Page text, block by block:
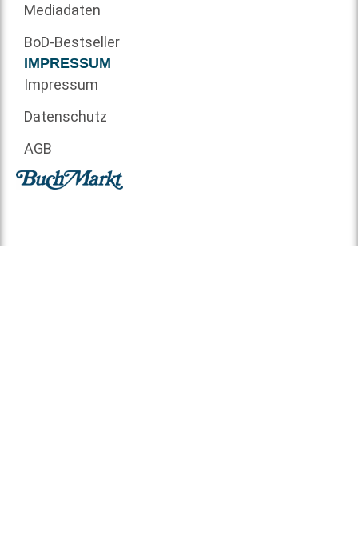
Mediadaten
BoD-Bestseller
IMPRESSUM
Impressum
Datenschutz
AGB